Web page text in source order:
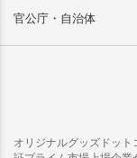
官公庁・自治体
オリジナルグッズドッ